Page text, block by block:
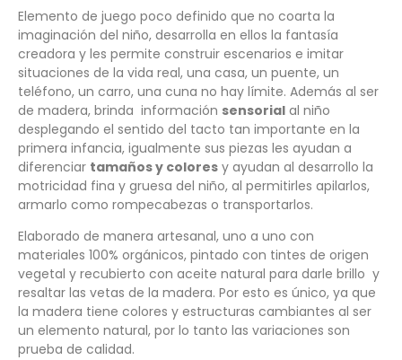
Elemento de juego poco definido que no coarta la
imaginación del niño, desarrolla en ellos la fantasía
creadora y les permite construir escenarios e imitar
situaciones de la vida real, una casa, un puente, un
teléfono, un carro, una cuna no hay límite. Además al ser
de madera, brinda información sensorial al niño
desplegando el sentido del tacto tan importante en la
primera infancia, igualmente sus piezas les ayudan a
diferenciar tamaños y colores y ayudan al desarrollo la
motricidad fina y gruesa del niño, al permitirles apilarlos,
armarlo como rompecabezas o transportarlos.
Elaborado de manera artesanal, uno a uno con
materiales 100% orgánicos, pintado con tintes de origen
vegetal y recubierto con aceite natural para darle brillo y
resaltar las vetas de la madera. Por esto es único, ya que
la madera tiene colores y estructuras cambiantes al ser
un elemento natural, por lo tanto las variaciones son
prueba de calidad.